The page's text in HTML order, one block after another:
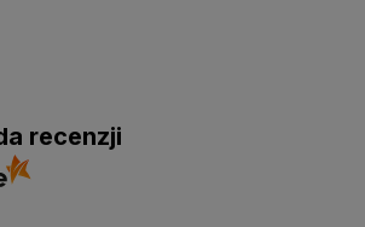
recenzji